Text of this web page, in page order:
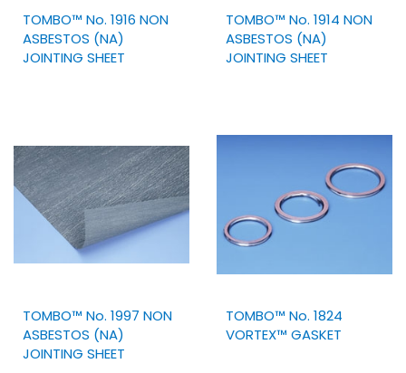
TOMBO™ No. 1916 NON
ASBESTOS (NA)
JOINTING SHEET
TOMBO™ No. 1914 NON
ASBESTOS (NA)
JOINTING SHEET
TOMBO™ No. 1997 NON
ASBESTOS (NA)
JOINTING SHEET
TOMBO™ No. 1824
VORTEX™ GASKET